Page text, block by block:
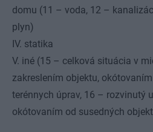
domu (11 – voda, 12 –
plyn)
IV. statika
V. iné (15 – celková situácia v
zakreslením objektu,
terénnych úprav, 16 – rozvinutý
okótovaním od susedných